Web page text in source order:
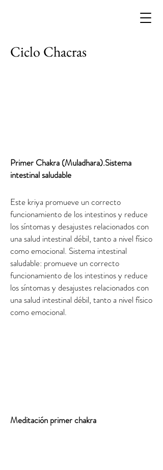
Ciclo Chacras
Primer Chakra (Muladhara).Sistema
intestinal saludable
Este kriya promueve un correcto
funcionamiento de los intestinos y reduce
los síntomas y desajustes relacionados con
una salud intestinal débil, tanto a nivel físico
como emocional. Sistema intestinal
saludable: promueve un correcto
funcionamiento de los intestinos y reduce
los síntomas y desajustes relacionados con
una salud intestinal débil, tanto a nivel físico
como emocional.
Meditación primer chakra